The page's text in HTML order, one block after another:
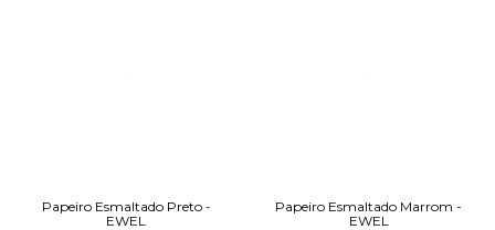
Papeiro Esmaltado Preto -
EWEL
Papeiro Esmaltado Marrom -
EWEL